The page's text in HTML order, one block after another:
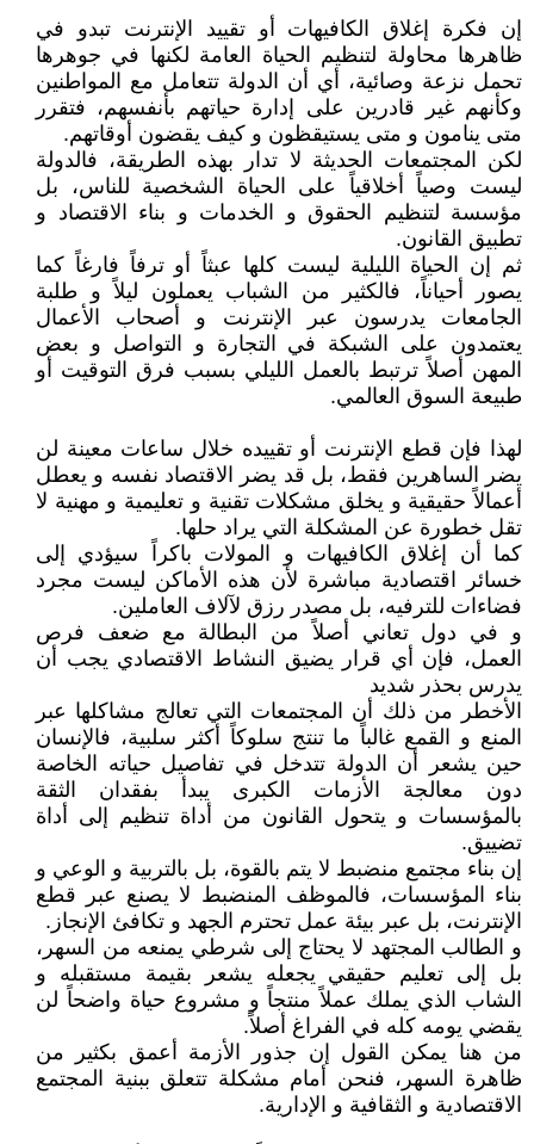
إن فكرة إغلاق الكافيهات أو تقييد الإنترنت تبدو في
ظاهرها محاولة لتنظيم الحياة العامة لكنها في جوهرها
تحمل نزعة وصائية، أي أن الدولة تتعامل مع المواطنين
وكأنهم غير قادرين على إدارة حياتهم بأنفسهم، فتقرر
متى ينامون و متى يستيقظون و كيف يقضون أوقاتهم.
لكن المجتمعات الحديثة لا تدار بهذه الطريقة، فالدولة
ليست وصياً أخلاقياً على الحياة الشخصية للناس، بل
مؤسسة لتنظيم الحقوق و الخدمات و بناء الاقتصاد و
تطبيق القانون.
ثم إن الحياة الليلية ليست كلها عبثاً أو ترفاً فارغاً كما
يصور أحياناً، فالكثير من الشباب يعملون ليلاً و طلبة
الجامعات يدرسون عبر الإنترنت و أصحاب الأعمال
يعتمدون على الشبكة في التجارة و التواصل و بعض
المهن أصلاً ترتبط بالعمل الليلي بسبب فرق التوقيت أو
طبيعة السوق العالمي.
لهذا فإن قطع الإنترنت أو تقييده خلال ساعات معينة لن
يضر الساهرين فقط، بل قد يضر الاقتصاد نفسه و يعطل
أعمالاً حقيقية و يخلق مشكلات تقنية و تعليمية و مهنية لا
تقل خطورة عن المشكلة التي يراد حلها.
كما أن إغلاق الكافيهات و المولات باكراً سيؤدي إلى
خسائر اقتصادية مباشرة لأن هذه الأماكن ليست مجرد
فضاءات للترفيه، بل مصدر رزق لآلاف العاملين.
و في دول تعاني أصلاً من البطالة مع ضعف فرص
العمل، فإن أي قرار يضيق النشاط الاقتصادي يجب أن
يدرس بحذر شديد
الأخطر من ذلك أن المجتمعات التي تعالج مشاكلها عبر
المنع و القمع غالباً ما تنتج سلوكاً أكثر سلبية، فالإنسان
حين يشعر أن الدولة تتدخل في تفاصيل حياته الخاصة
دون معالجة الأزمات الكبرى يبدأ بفقدان الثقة
بالمؤسسات و يتحول القانون من أداة تنظيم إلى أداة
تضييق.
إن بناء مجتمع منضبط لا يتم بالقوة، بل بالتربية و الوعي و
بناء المؤسسات، فالموظف المنضبط لا يصنع عبر قطع
الإنترنت، بل عبر بيئة عمل تحترم الجهد و تكافئ الإنجاز.
و الطالب المجتهد لا يحتاج إلى شرطي يمنعه من السهر،
بل إلى تعليم حقيقي يجعله يشعر بقيمة مستقبله و
الشاب الذي يملك عملاً منتجاً و مشروع حياة واضحاً لن
يقضي يومه كله في الفراغ أصلاً.
من هنا يمكن القول إن جذور الأزمة أعمق بكثير من
ظاهرة السهر، فنحن أمام مشكلة تتعلق ببنية المجتمع
الاقتصادية و الثقافية و الإدارية.